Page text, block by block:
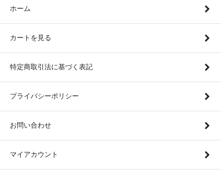
ホーム
カートを見る
特定商取引法に基づく表記
プライバシーポリシー
お問い合わせ
マイアカウント